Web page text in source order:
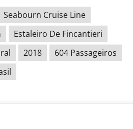
Seabourn Cruise Line
Estaleiro De Fincantieri
2018
604 Passageiros